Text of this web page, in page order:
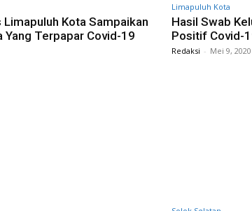
Kota Sampaikan
Yang Terpapar Covid-19
Limapuluh Kota
Hasil Swab
Positif Covid-
Redaksi - Mei 9, 2020